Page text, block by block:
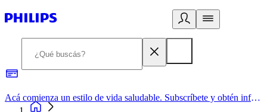
Acá comienza un estilo de vida saludable. Subscríbete y obtén información de primera mano